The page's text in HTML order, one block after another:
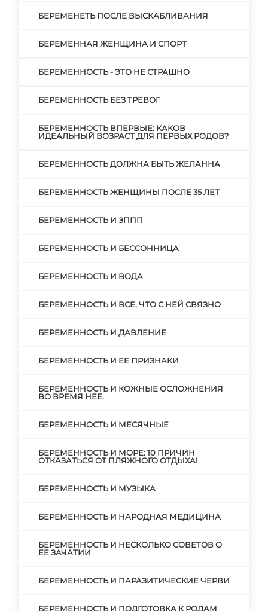
БЕРЕМЕНЕТЬ ПОСЛЕ ВЫСКАБЛИВАНИЯ
БЕРЕМЕННАЯ ЖЕНЩИНА И СПОРТ
БЕРЕМЕННОСТЬ - ЭТО НЕ СТРАШНО
БЕРЕМЕННОСТЬ БЕЗ ТРЕВОГ
БЕРЕМЕННОСТЬ ВПЕРВЫЕ: КАКОВ
ИДЕАЛЬНЫЙ ВОЗРАСТ ДЛЯ ПЕРВЫХ РОДОВ?
БЕРЕМЕННОСТЬ ДОЛЖНА БЫТЬ ЖЕЛАННА
БЕРЕМЕННОСТЬ ЖЕНЩИНЫ ПОСЛЕ 35 ЛЕТ
БЕРЕМЕННОСТЬ И ЗППП
БЕРЕМЕННОСТЬ И БЕССОННИЦА
БЕРЕМЕННОСТЬ И ВОДА
БЕРЕМЕННОСТЬ И ВСЕ, ЧТО С НЕЙ СВЯЗНО
БЕРЕМЕННОСТЬ И ДАВЛЕНИЕ
БЕРЕМЕННОСТЬ И ЕЕ ПРИЗНАКИ
БЕРЕМЕННОСТЬ И КОЖНЫЕ ОСЛОЖНЕНИЯ
ВО ВРЕМЯ НЕЕ.
БЕРЕМЕННОСТЬ И МЕСЯЧНЫЕ
БЕРЕМЕННОСТЬ И МОРЕ: 10 ПРИЧИН
ОТКАЗАТЬСЯ ОТ ПЛЯЖНОГО ОТДЫХА!
БЕРЕМЕННОСТЬ И МУЗЫКА
БЕРЕМЕННОСТЬ И НАРОДНАЯ МЕДИЦИНА
БЕРЕМЕННОСТЬ И НЕСКОЛЬКО СОВЕТОВ О
ЕЕ ЗАЧАТИИ
БЕРЕМЕННОСТЬ И ПАРАЗИТИЧЕСКИЕ ЧЕРВИ
БЕРЕМЕННОСТЬ И ПОДГОТОВКА К РОДАМ